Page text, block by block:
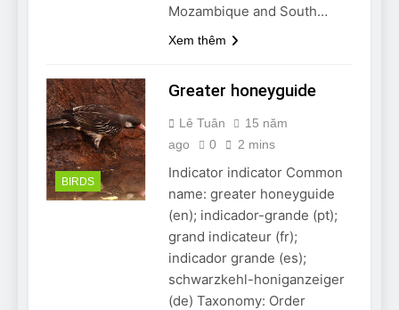
Mozambique and South…
Xem thêm
BIRDS
Greater honeyguide
Lê Tuân
15 năm
ago
0 2 mins
Indicator indicator Common
name: greater honeyguide
(en); indicador-grande (pt);
grand indicateur (fr);
indicador grande (es);
schwarzkehl-honiganzeiger
(de) Taxonomy: Order